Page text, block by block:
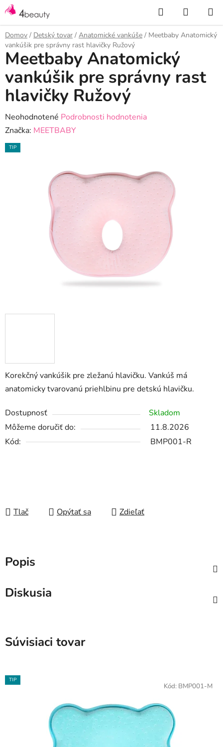
Prejsť
na
obsah
Hľadať
KOŠÍK
Domov / Detský tovar / Anatomické vankúše / Meetbaby Anatomický
vankúšik pre správny rast hlavičky Ružový
Korekčný vankúšik pre zležanú hlavičku. Vankúš má
anatomicky tvarovanú priehlbinu pre detskú hlavičku.
Dostupnosť
Skladom
Môžeme doručiť do:
11.8.2026
Kód:
BMP001-R
Tlač Opýtať sa Zdieľať
Meetbaby Anatomický
vankúšik pre správny rast
hlavičky Ružový
Priemerné
hodnotenie
produktu
Neohodnotené Podrobnosti hodnotenia
Značka: MEETBABY
TIP
Popis
Diskusia
Súvisiaci tovar
TIP
Kód: BMP001-M